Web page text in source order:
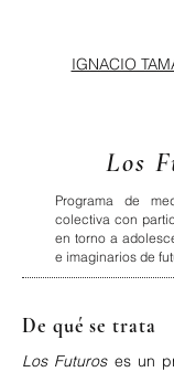
IGNACIO
Los
Programa de
colectiva con
en torno a
e imaginarios de
De qué se trata
Los Futuros es un